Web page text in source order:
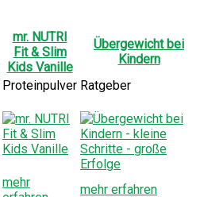
mr. NUTRI
Fit & Slim
Kids Vanille
Übergewicht bei
Kindern
Proteinpulver Ratgeber
mehr
mehr erfahren